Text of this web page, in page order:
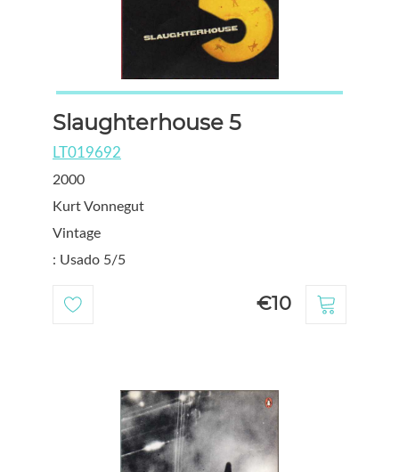
Slaughterhouse 5
LT019692
2000
Kurt Vonnegut
Vintage
: Usado 5/5
€10